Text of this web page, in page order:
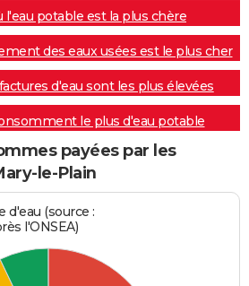
l'eau potable est la plus chère
des eaux usées est le plus cher
d'eau sont les plus élevées
le plus d'eau potable
payées par les
le-Plain
d'eau (source :
l'ONSEA)